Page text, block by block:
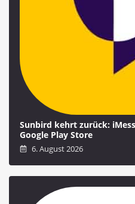
Sunbird kehrt zurück:
Google Play Store
6. August 2026